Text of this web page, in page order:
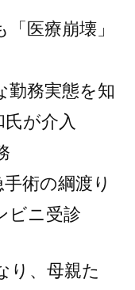
医療崩壊」
勤務実態を知
が介入
術の綱渡り
ビニ受診
り、母親た